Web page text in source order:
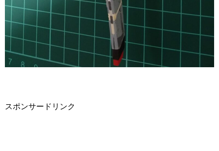
スポンサードリンク